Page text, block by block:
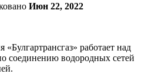
Июн 22, 2022
«Булгартрансгаз» работает над
соединению водородных сетей